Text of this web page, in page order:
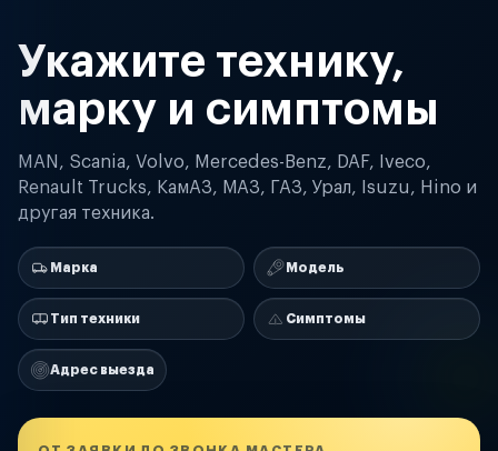
Укажите технику,
марку и симптомы
MAN, Scania, Volvo, Mercedes-Benz, DAF, Iveco,
Renault Trucks, КамАЗ, МАЗ, ГАЗ, Урал, Isuzu, Hino и
другая техника.
Марка Модель
Тип техники Симптомы
Адрес выезда